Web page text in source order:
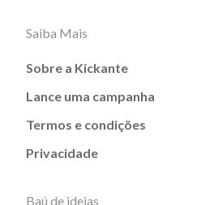
Saiba Mais
Sobre a Kickante
Lance uma campanha
Termos e condições
Privacidade
Baú de ideias